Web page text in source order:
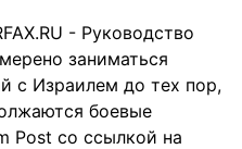
- Руководство
заниматься
с Израилем до тех пор,
боевые
Post со ссылкой на